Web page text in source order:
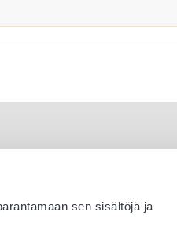
sen sisältöjä ja